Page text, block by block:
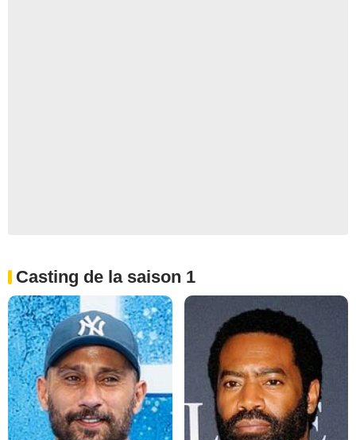
Casting de la saison 1